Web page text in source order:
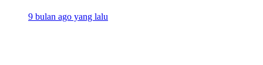
9 bulan ago yang lalu